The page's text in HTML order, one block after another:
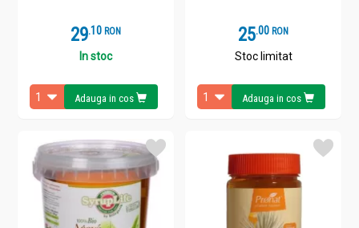
29.1 RON
In stoc
Adauga in cos
25.0 RON
Stoc limitat
Adauga in cos